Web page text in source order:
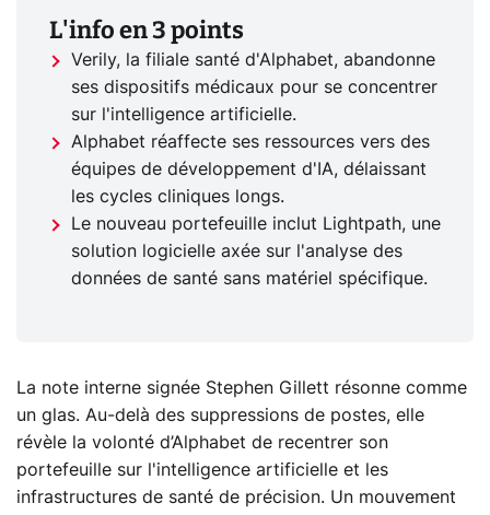
L'info en 3 points
Verily, la filiale santé d'Alphabet, abandonne
ses dispositifs médicaux pour se concentrer
sur l'intelligence artificielle.
Alphabet réaffecte ses ressources vers des
équipes de développement d'IA, délaissant
les cycles cliniques longs.
Le nouveau portefeuille inclut Lightpath, une
solution logicielle axée sur l'analyse des
données de santé sans matériel spécifique.
La note interne signée Stephen Gillett résonne comme
un glas. Au-delà des suppressions de postes, elle
révèle la volonté d’Alphabet de recentrer son
portefeuille sur l'intelligence artificielle et les
infrastructures de santé de précision. Un mouvement